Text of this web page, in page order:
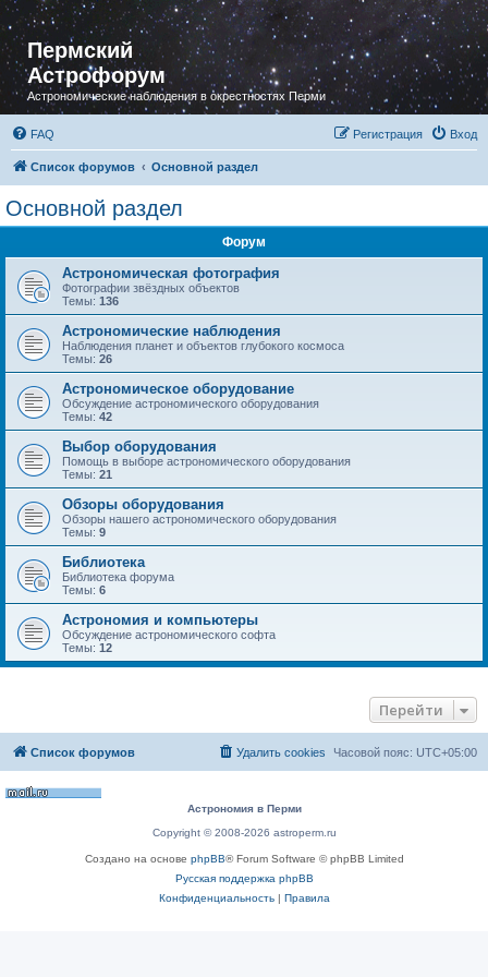
Пермский
Астрофорум
Астрономические наблюдения в окрестностях Перми
FAQ Вход
Регистрация
Список форумов Основной раздел
Основной раздел
Форум
Астрономическая фотография
Фотографии звёздных объектов
Темы: 136
Астрономические наблюдения
Наблюдения планет и объектов глубокого космоса
Темы: 26
Астрономическое оборудование
Обсуждение астрономического оборудования
Темы: 42
Выбор оборудования
Помощь в выборе астрономического оборудования
Темы: 21
Обзоры оборудования
Обзоры нашего астрономического оборудования
Темы: 9
Библиотека
Библиотека форума
Темы: 6
Астрономия и компьютеры
Обсуждение астрономического софта
Темы: 12
Перейти
Список форумов Часовой пояс: UTC+05:00
Удалить cookies
Астрономия в Перми
Copyright © 2008-2026 astroperm.ru
Создано на основе phpBB® Forum Software © phpBB Limited
Русская поддержка phpBB
Конфиденциальность| Правила